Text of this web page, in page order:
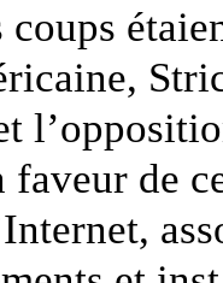
faveur de